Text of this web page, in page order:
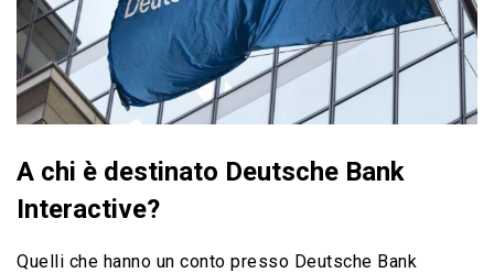
A chi è destinato Deutsche Bank
Interactive?
Quelli che hanno un conto presso Deutsche Bank